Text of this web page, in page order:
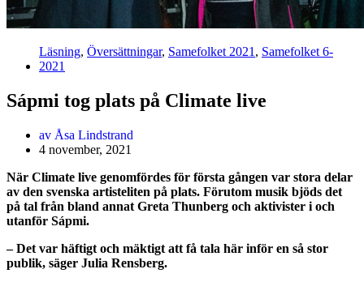
Läsning, Översättningar, Samefolket 2021 , Samefolket 6-
2021
Sápmi tog plats på Climate live
av Åsa Lindstrand
4 november, 2021
När Climate live genomfördes för första gången var stora delar
av den svenska artisteliten på plats. Förutom musik bjöds det
på tal från bland annat Greta Thunberg och aktivister i och
utanför Sápmi.
– Det var häftigt och mäktigt att få tala här inför en så stor
publik, säger Julia Rensberg.